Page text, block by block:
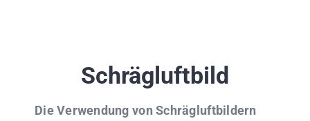
Schrägluftbild
Die Verwendung von Schrägluftbildern